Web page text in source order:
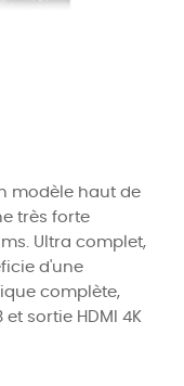
modèle haut de
très forte
Ultra complet,
d'une
complète,
et sortie HDMI 4K